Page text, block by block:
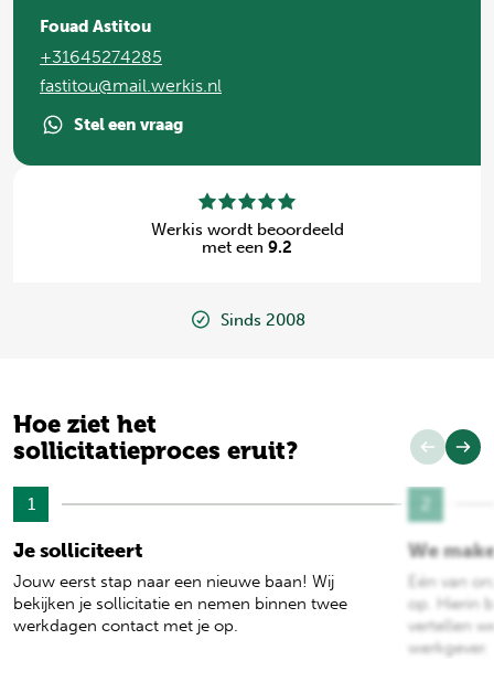
Fouad Astitou
+31645274285
fastitou@mail.werkis.nl
Stel een vraag
Werkis wordt beoordeeld
met een 9.2
Sinds 2008
Hoe ziet het
sollicitatieproces eruit?
1
Je solliciteert
Jouw eerst stap naar een nieuwe baan! Wij
bekijken je sollicitatie en nemen binnen twee
werkdagen contact met je op.
We
Eén van
op. Hierin
vertellen
werkgever.